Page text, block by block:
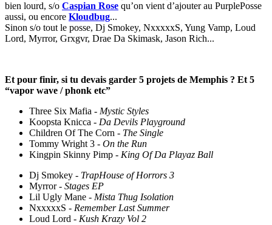
bien lourd, s/o Caspian Rose qu’on vient d’ajouter au PurplePosse
aussi, ou encore Kloudbug...
Sinon s/o tout le posse, Dj Smokey, NxxxxxS, Yung Vamp, Loud
Lord, Myrror, Grxgvr, Drae Da Skimask, Jason Rich...
Et pour finir, si tu devais garder 5 projets de Memphis ? Et 5
“vapor wave / phonk etc”
Three Six Mafia - Mystic Styles
Koopsta Knicca - Da Devils Playground
Children Of The Corn - The Single
Tommy Wright 3 - On the Run
Kingpin Skinny Pimp - King Of Da Playaz Ball
Dj Smokey - TrapHouse of Horrors 3
Myrror - Stages EP
Lil Ugly Mane - Mista Thug Isolation
NxxxxxS - Remember Last Summer
Loud Lord - Kush Krazy Vol 2